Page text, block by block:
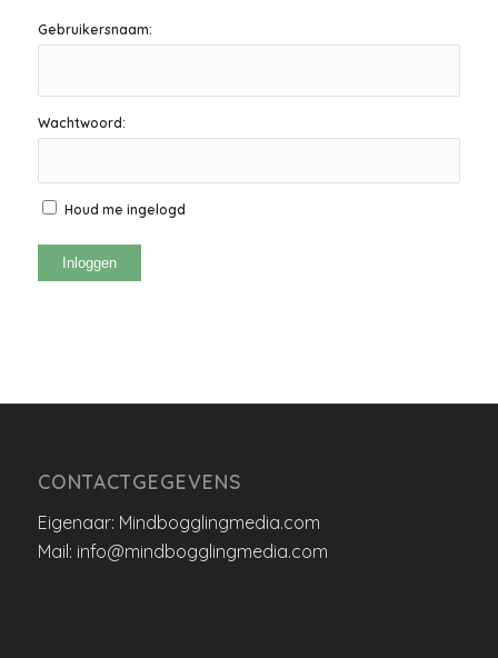
Gebruikersnaam:
Wachtwoord:
Houd me ingelogd
Inloggen
CONTACTGEGEVENS
Eigenaar: Mindbogglingmedia.com
Mail: info@mindbogglingmedia.com